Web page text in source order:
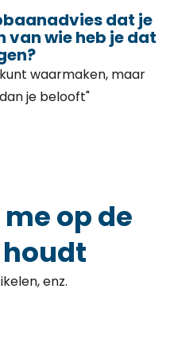
dat je
van wie heb je dat
waarmaken, maar
je belooft"
op de
enz.